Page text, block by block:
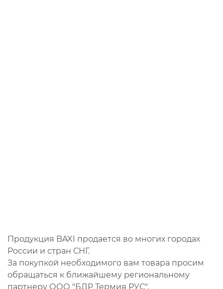
Продукция BAXI продается во многих городах
России и стран СНГ.
За покупкой необходимого вам товара просим
обращаться к ближайшему региональному
партнеру ООО "БДР Термия РУС".